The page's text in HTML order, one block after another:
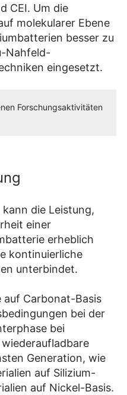
CEI. Um die
molekularer Ebene
besser zu
Nahfeld-
eingesetzt.
Forschungsaktivitäten
kann die Leistung,
einer
erheblich
kontinuierliche
unterbindet.
Carbonat-Basis
bei der
bei
Generation, wie
auf Silizium-
auf Nickel-Basis.